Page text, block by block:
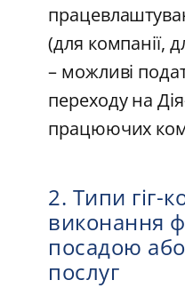
(для компанії,
– можливі
переходу на
працюючих
2. Типи гіг-
виконання
посадою
послуг